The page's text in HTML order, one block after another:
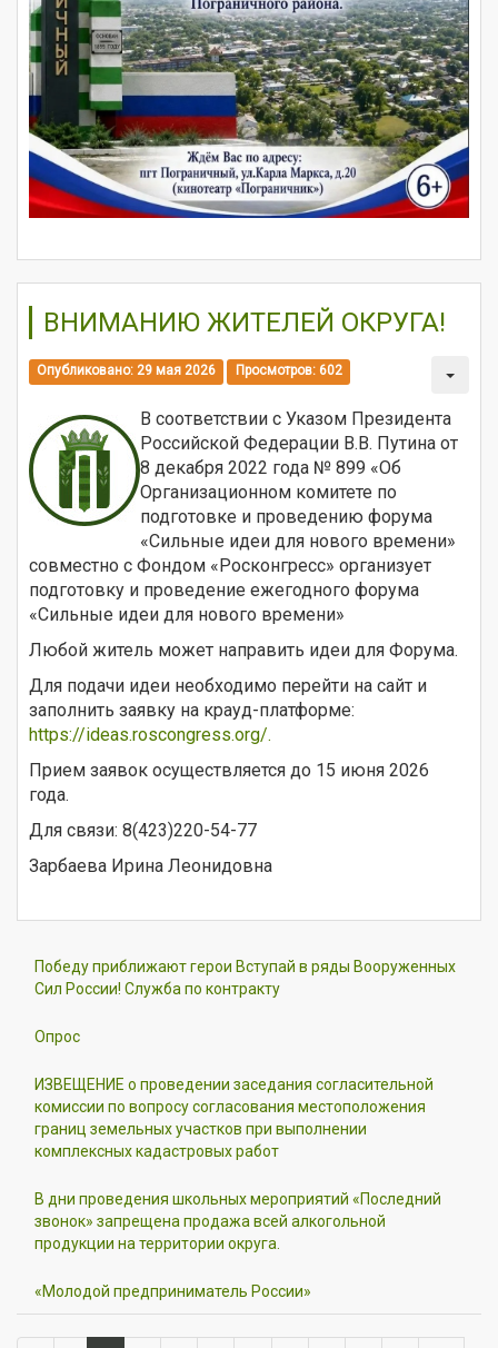
ВНИМАНИЮ ЖИТЕЛЕЙ ОКРУГА!
Опубликовано: 29 мая 2026 Просмотров: 602
В соответствии с Указом Президента
Российской Федерации В.В. Путина от
8 декабря 2022 года № 899 «Об
Организационном комитете по
подготовке и проведению форума
«Сильные идеи для нового времени»
совместно с Фондом «Росконгресс» организует
подготовку и проведение ежегодного форума
«Сильные идеи для нового времени»
Любой житель может направить идеи для Форума.
Для подачи идеи необходимо перейти на сайт и
заполнить заявку на крауд-платформе:
https://ideas.roscongress.org/.
Прием заявок осуществляется до 15 июня 2026
года.
Для связи: 8(423)220-54-77
Зарбаева Ирина Леонидовна
Победу приближают герои Вступай в ряды Вооруженных
Сил России! Служба по контракту
Опрос
ИЗВЕЩЕНИЕ о проведении заседания согласительной
комиссии по вопросу согласования местоположения
границ земельных участков при выполнении
комплексных кадастровых работ
В дни проведения школьных мероприятий «Последний
звонок» запрещена продажа всей алкогольной
продукции на территории округа.
«Молодой предприниматель России»